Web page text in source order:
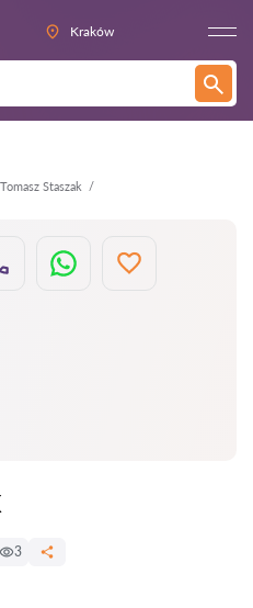
Kraków
Tomasz Staszak
3